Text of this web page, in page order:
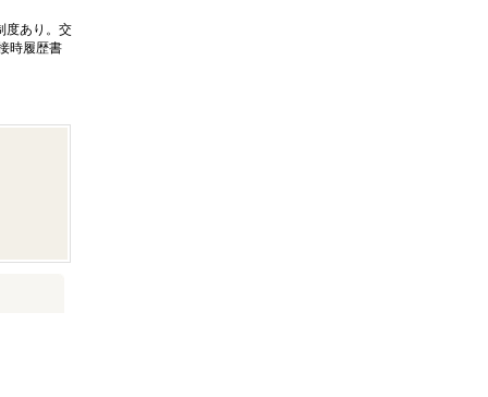
度あり。交
時履歴書